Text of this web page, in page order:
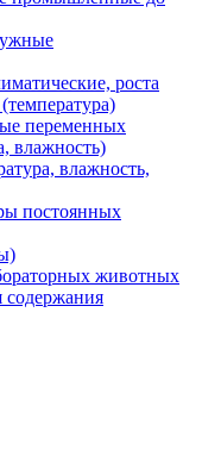
роста
переменных
влажность)
влажность,
постоянных
животных
содержания